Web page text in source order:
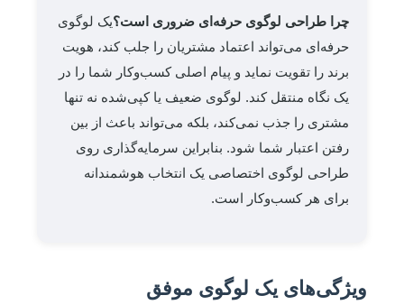
چرا طراحی لوگوی حرفه‌ای ضروری است؟یک لوگوی
حرفه‌ای می‌تواند اعتماد مشتریان را جلب کند، هویت
برند را تقویت نماید و پیام اصلی کسب‌وکار شما را در
یک نگاه منتقل کند. لوگوی ضعیف یا کپی‌شده نه تنها
مشتری را جذب نمی‌کند، بلکه می‌تواند باعث از بین
رفتن اعتبار شما شود. بنابراین سرمایه‌گذاری روی
طراحی لوگوی اختصاصی یک انتخاب هوشمندانه
برای هر کسب‌وکار است.
ویژگی‌های یک لوگوی موفق